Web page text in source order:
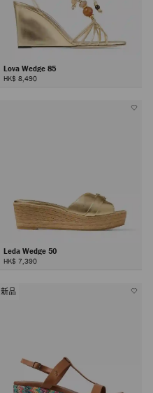
Lova Wedge 85
HK$ 8,490
Leda Wedge 50
HK$ 7,390
新品